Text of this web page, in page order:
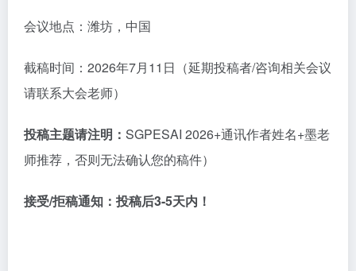
会议地点：潍坊，中国
截稿时间： 2026年7月11日（延期投稿者/咨询相关会议
请联系大会老师）
投稿主题请注明： SGPESAI 2026+通讯作者姓名+墨老
师推荐，否则无法确认您的稿件）
接受/拒稿通知： 投稿后3-5天内！